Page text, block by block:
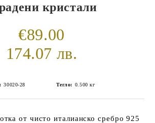
кристали
€89.00
174.07 лв.
30020-28 Тегло: 0.500 кг
от чисто италианско сребро 925